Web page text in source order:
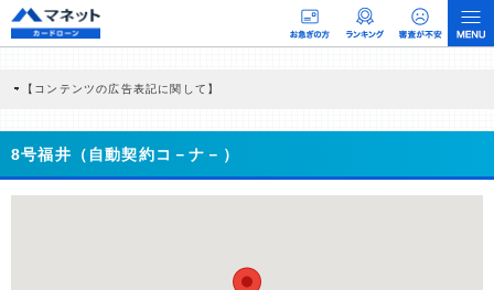
【コンテンツの広告表記に関して】
商品を根拠なくPRするものではなく、当編集部の調査／ユーザーへの口コミ収集な
どに基づき、公平性を担保した情報提供を行っています。
>提携企業一覧
8号福井（自動契約コ－ナ－）